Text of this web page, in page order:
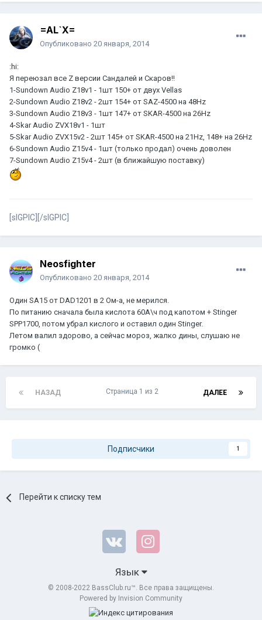
=AL`X=
Опубликовано 20 января, 2014
:hi:
Я переюзал все Z версии Сандалей и Скаров!!
1-Sundown Audio Z18v1 - 1шт 150+ от двух Vellas
2-Sundown Audio Z18v2 - 2шт 154+ от SAZ-4500 на 48Hz
3-Sundown Audio Z18v3 - 1шт 147+ от SKAR-4500 на 26Hz
4-Skar Audio ZVX18v1 - 1шт
5-Skar Audio ZVX15v2 - 2шт 145+ от SKAR-4500 на 21Hz, 148+ на 26Hz
6-Sundown Audio Z15v4 - 1шт (только продал) очень доволен
7-Sundown Audio Z15v4 - 2шт (в ближайшую поставку)
[sIGPIC][/sIGPIC]
Neosfighter
Опубликовано 20 января, 2014
Один SA15 от DAD1201 в 2 Ом-а, не мерился.
По питанию сначала была кислота 60А\ч под капотом + Stinger
SPP1700, потом убрал кислого и оставил один Stinger.
Летом валил здорово, а сейчас мороз, жалко дины, слушаю не
громко (
НАЗАД ДАЛЕЕ
Страница 1 из 2
Подписчики 1
Перейти к списку тем
Язык
© 2008-2022 BassClub.ru™. Все права защищены.
Powered by Invision Community